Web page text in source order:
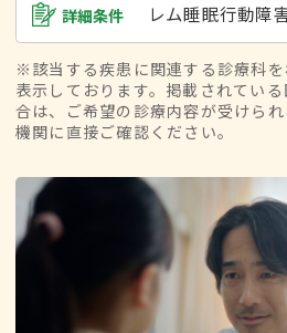
詳細条件 レム睡眠行動障
※該当する疾患に関連する診療科
表示しております。掲載されてい
合は、ご希望の診療内容が受けら
機関に直接ご確認ください。